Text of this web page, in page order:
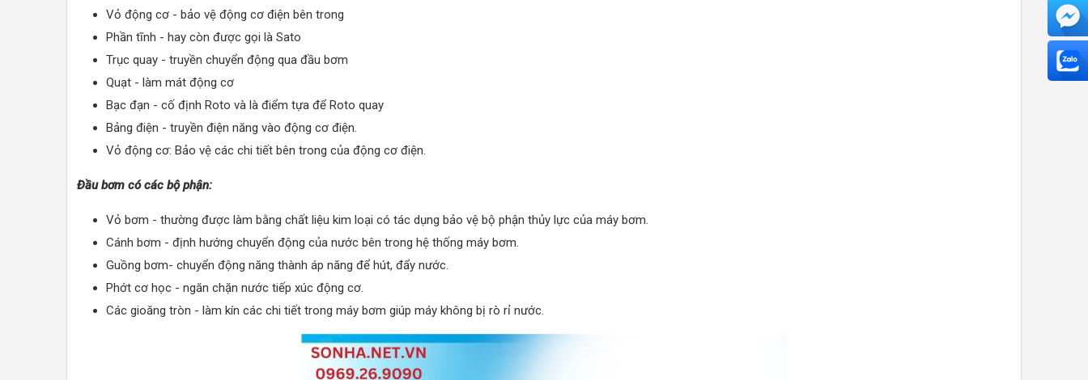
Vỏ động cơ - bảo vệ động cơ điện bên trong
Phần tĩnh - hay còn được gọi là Sato
Trục quay - truyền chuyển động qua đầu bơm
Quạt - làm mát động cơ
Bạc đạn - cố định Roto và là điểm tựa để Roto quay
Bảng điện - truyền điện năng vào động cơ điện.
Vỏ động cơ: Bảo vệ các chi tiết bên trong của động cơ điện.
Đầu bơm có các bộ phận:
Vỏ bơm - thường được làm bằng chất liệu kim loại có tác dụng bảo vệ bộ phận thủy lực của máy bơm.
Cánh bơm - định hướng chuyển động của nước bên trong hệ thống máy bơm.
Guồng bơm- chuyển động năng thành áp năng để hút, đẩy nước.
Phớt cơ học - ngăn chặn nước tiếp xúc động cơ.
Các gioăng tròn - làm kín các chi tiết trong máy bơm giúp máy không bị rò rỉ nước.